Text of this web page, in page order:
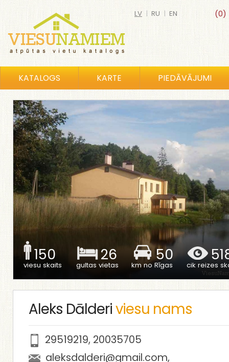
(0)
LV | RU | EN
KATALOGS KARTE PIEDĀVĀJUMI
150
viesu skaits
26
gultas vietas
50
km no Rīgas cik reizes
Aleks Dālderiviesu nams
29519219, 20035705
aleksdalderi@gmail.com,